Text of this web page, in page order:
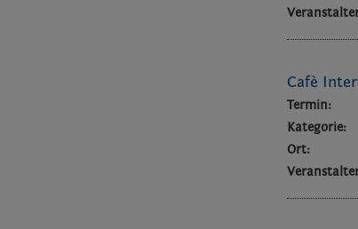
Cafè
Termin:
Kategorie:
Ort: